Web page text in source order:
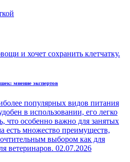
и хочет сохранить клетчатку.
мнение экспертов
популярных видов питания
в использовании, его легко
что особенно важно для занятых
есть множество преимуществ,
выбором как для
ветеринаров. 02.07.2026